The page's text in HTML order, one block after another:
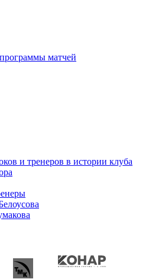
матчей
и тренеров в истории клуба